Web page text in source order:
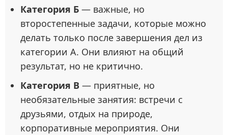
Категория Б — важные, но
второстепенные задачи, которые можно
делать только после завершения дел из
категории А. Они влияют на общий
результат, но не критично.
Категория В — приятные, но
необязательные занятия: встречи с
друзьями, отдых на природе,
корпоративные мероприятия. Они